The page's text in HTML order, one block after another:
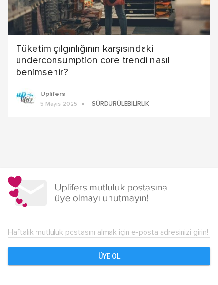
Tüketim çılgınlığının karşısındaki
underconsumption core trendi nasıl
benimsenir?
Uplifers
5 Mayıs 2025 SÜRDÜRÜLEBILIRLIK
dolaşımı
Haftalık mutluluk postasını almak için e-posta adresinizi girin!
ÜYE OL